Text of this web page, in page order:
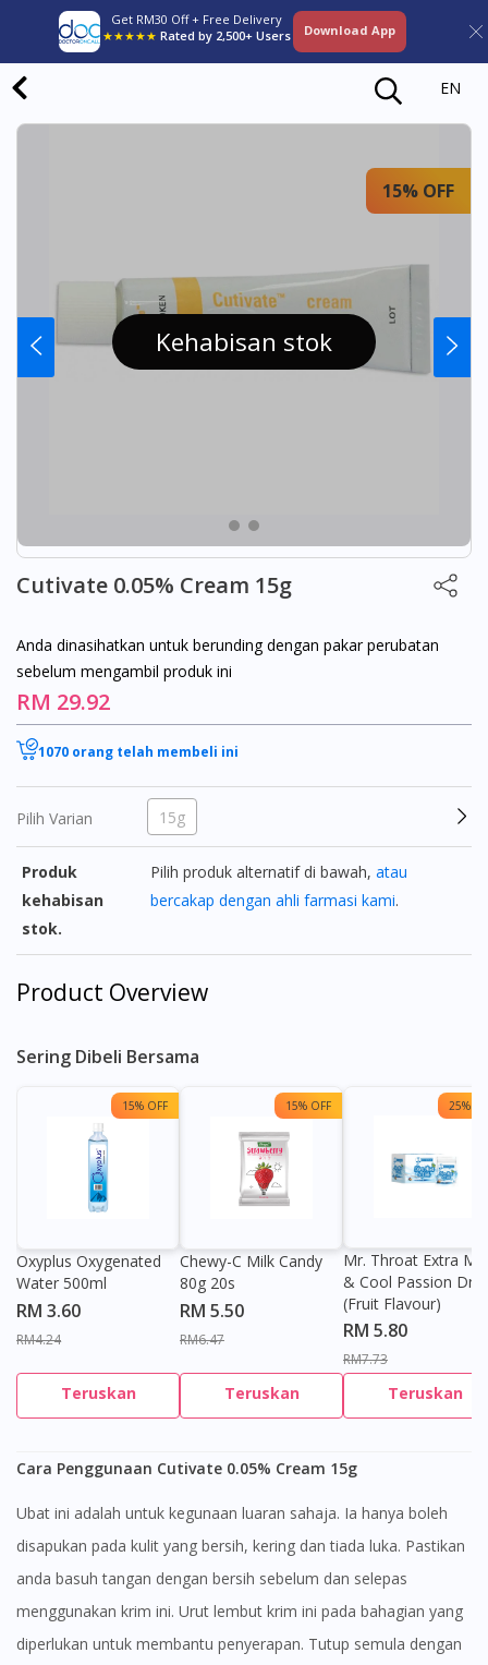
Get RM30 Off + Free Delivery
★★★★★ Rated by 2,500+ Users Download App
EN
Kehabisan stok
15% OFF
Cutivate 0.05% Cream 15g
Anda dinasihatkan untuk berunding dengan pakar perubatan
sebelum mengambil produk ini
RM 29.92
1070 orang telah membeli ini
Pilih Varian 15g
Produk
kehabisan
stok.
Pilih produk alternatif di bawah,atau
bercakap dengan ahli farmasi kami.
Product Overview
Sering Dibeli Bersama
15% OFF
Oxyplus Oxygenated
Water 500ml
RM 3.60
RM4.24
Teruskan
15% OFF
Chewy-C Milk Candy
80g 20s
RM 5.50
RM6.47
Teruskan
25%
Mr. Throat Extra
& Cool Passion
(Fruit Flavour)
RM 5.80
RM7.73
Teruskan
Cara Penggunaan Cutivate 0.05% Cream 15g
Ubat ini adalah untuk kegunaan luaran sahaja. Ia hanya boleh
disapukan pada kulit yang bersih, kering dan tiada luka. Pastikan
anda basuh tangan dengan bersih sebelum dan selepas
menggunakan krim ini. Urut lembut krim ini pada bahagian yang
diperlukan untuk membantu penyerapan. Tutup semula dengan